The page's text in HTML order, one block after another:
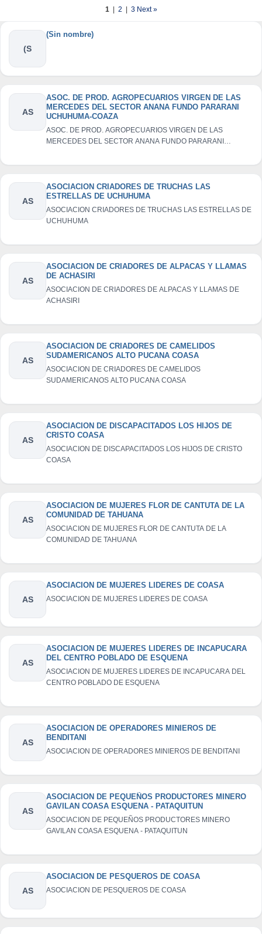
1 | 2 | 3Next »
(S
(Sin nombre)
AS
ASOC. DE PROD. AGROPECUARIOS VIRGEN DE LAS
MERCEDES DEL SECTOR ANANA FUNDO PARARANI
UCHUHUMA-COAZA
ASOC. DE PROD. AGROPECUARIOS VIRGEN DE LAS
MERCEDES DEL SECTOR ANANA FUNDO PARARANI
AS
ASOCIACION CRIADORES DE TRUCHAS LAS
ESTRELLAS DE UCHUHUMA
ASOCIACION CRIADORES DE TRUCHAS LAS ESTRELLAS DE
UCHUHUMA
AS
ASOCIACION DE CRIADORES DE ALPACAS Y LLAMAS
DE ACHASIRI
ASOCIACION DE CRIADORES DE ALPACAS Y LLAMAS DE
ACHASIRI
AS
ASOCIACION DE CRIADORES DE CAMELIDOS
SUDAMERICANOS ALTO PUCANA COASA
ASOCIACION DE CRIADORES DE CAMELIDOS
SUDAMERICANOS ALTO PUCANA COASA
AS
ASOCIACION DE DISCAPACITADOS LOS HIJOS DE
CRISTO COASA
ASOCIACION DE DISCAPACITADOS LOS HIJOS DE CRISTO
COASA
AS
ASOCIACION DE MUJERES FLOR DE CANTUTA DE LA
COMUNIDAD DE TAHUANA
ASOCIACION DE MUJERES FLOR DE CANTUTA DE LA
COMUNIDAD DE TAHUANA
AS
ASOCIACION DE MUJERES LIDERES DE COASA
ASOCIACION DE MUJERES LIDERES DE COASA
AS
ASOCIACION DE MUJERES LIDERES DE INCAPUCARA
DEL CENTRO POBLADO DE ESQUENA
ASOCIACION DE MUJERES LIDERES DE INCAPUCARA DEL
CENTRO POBLADO DE ESQUENA
AS
ASOCIACION DE OPERADORES MINIEROS DE
BENDITANI
ASOCIACION DE OPERADORES MINIEROS DE BENDITANI
AS
ASOCIACION DE PEQUEÑOS PRODUCTORES MINERO
GAVILAN COASA ESQUENA - PATAQUITUN
ASOCIACION DE PEQUEÑOS PRODUCTORES MINERO
GAVILAN COASA ESQUENA - PATAQUITUN
AS
ASOCIACION DE PESQUEROS DE COASA
ASOCIACION DE PESQUEROS DE COASA